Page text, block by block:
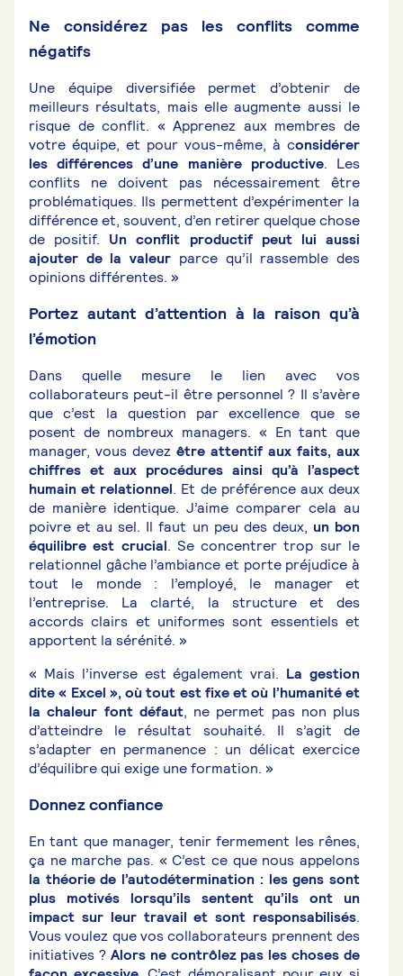
Ne considérez pas les conflits comme
négatifs
Une équipe diversifiée permet d’obtenir de
meilleurs résultats, mais elle augmente aussi le
risque de conflit. « Apprenez aux membres de
votre équipe, et pour vous-même, à considérer
les différences d’une manière productive. Les
conflits ne doivent pas nécessairement être
problématiques. Ils permettent d’expérimenter la
différence et, souvent, d’en retirer quelque chose
de positif. Un conflit productif peut lui aussi
ajouter de la valeur parce qu’il rassemble des
opinions différentes. »
Portez autant d’attention à la raison qu’à
l’émotion
Dans quelle mesure le lien avec vos
collaborateurs peut-il être personnel ? Il s’avère
que c’est la question par excellence que se
posent de nombreux managers. « En tant que
manager, vous devez être attentif aux faits, aux
chiffres et aux procédures ainsi qu’à l’aspect
humain et relationnel. Et de préférence aux deux
de manière identique. J’aime comparer cela au
poivre et au sel. Il faut un peu des deux, un bon
équilibre est crucial. Se concentrer trop sur le
relationnel gâche l’ambiance et porte préjudice à
tout le monde : l’employé, le manager et
l’entreprise. La clarté, la structure et des
accords clairs et uniformes sont essentiels et
apportent la sérénité. »
« Mais l’inverse est également vrai. La gestion
dite « Excel », où tout est fixe et où l’humanité et
la chaleur font défaut, ne permet pas non plus
d’atteindre le résultat souhaité. Il s’agit de
s’adapter en permanence : un délicat exercice
d’équilibre qui exige une formation. »
Donnez confiance
En tant que manager, tenir fermement les rênes,
ça ne marche pas. « C’est ce que nous appelons
la théorie de l’autodétermination : les gens sont
plus motivés lorsqu’ils sentent qu’ils ont un
impact sur leur travail et sont responsabilisés.
Vous voulez que vos collaborateurs prennent des
initiatives ? Alors ne contrôlez pas les choses de